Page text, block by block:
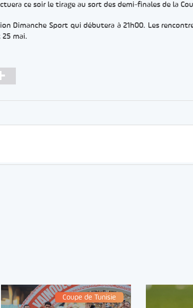
ce soir le tirage au sort des demi-finales de la
Dimanche Sport qui débutera à 21h00. Les
25 mai.
Partager
Coupe de Tunisie